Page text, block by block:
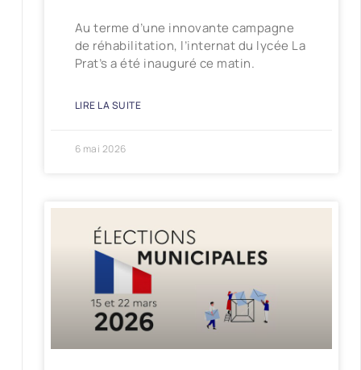
Au terme d’une innovante campagne
de réhabilitation, l’internat du lycée La
Prat’s a été inauguré ce matin.
LIRE LA SUITE
6 mai 2026